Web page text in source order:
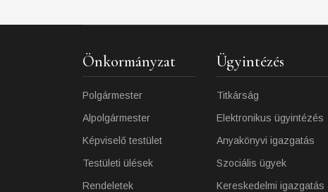
Önkormányzat
Polgármester
Alpolgármester
Képviselő testület
Testületi ülések
Rendeletek
Ügyintézés
Titkárság
Elektronikus ügyintézés
Anyakönyvi igazgatás
Szociális ügyek
Kereskedelmi igazgatás